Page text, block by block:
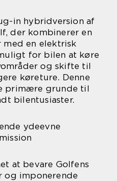
in hybridversion af
der kombinerer en
en elektrisk
for bilen at køre
og skifte til
køreture. Denne
primære grunde til
bilentusiaster.
ydeevne
at bevare Golfens
og imponerende